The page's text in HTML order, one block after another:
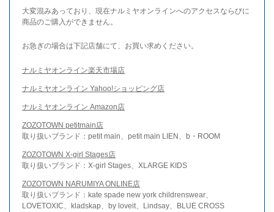
大変混みあっており、現在ナルミヤオンラインへのアクセスならびに
商品のご購入ができません。
お急ぎの場合は下記店舗にて、お買い求めください。
ナルミヤオンライン楽天市場店
ナルミヤオンライン Yahoo!ショッピング店
ナルミヤオンライン Amazon店
ZOZOTOWN petitmain店
取り扱いブランド：petit main、petit main LIEN、b・ROOM
ZOZOTOWN X-girl Stages店
取り扱いブランド：X-girl Stages、XLARGE KIDS
ZOZOTOWN NARUMIYA ONLINE店
取り扱いブランド：kate spade new york childrenswear、
LOVETOXIC、kladskap、by loveit、Lindsay、BLUE CROSS